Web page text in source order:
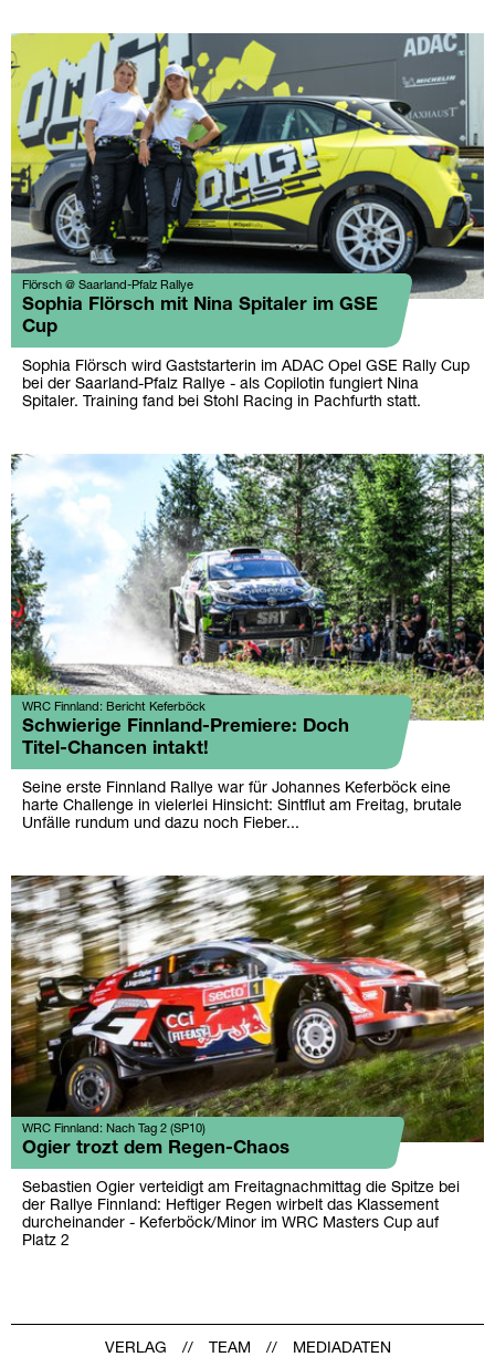
Flörsch @ Saarland-Pfalz Rallye
Sophia Flörsch mit Nina Spitaler im GSE
Cup
Sophia Flörsch wird Gaststarterin im ADAC Opel GSE Rally Cup
bei der Saarland-Pfalz Rallye - als Copilotin fungiert Nina
Spitaler. Training fand bei Stohl Racing in Pachfurth statt.
WRC Finnland: Bericht Keferböck
Schwierige Finnland-Premiere: Doch
Titel-Chancen intakt!
Seine erste Finnland Rallye war für Johannes Keferböck eine
harte Challenge in vielerlei Hinsicht: Sintflut am Freitag, brutale
Unfälle rundum und dazu noch Fieber...
WRC Finnland: Nach Tag 2 (SP10)
Ogier trozt dem Regen-Chaos
Sebastien Ogier verteidigt am Freitagnachmittag die Spitze bei
der Rallye Finnland: Heftiger Regen wirbelt das Klassement
durcheinander - Keferböck/Minor im WRC Masters Cup auf
Platz 2
VERLAG TEAM MEDIADATEN